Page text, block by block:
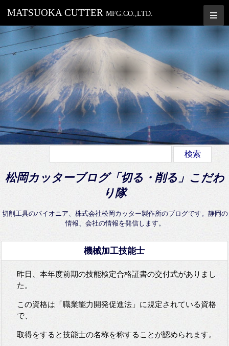
MATSUOKA CUTTERMFG.CO.,LTD.
松岡カッターブログ「切る・削る」こだわ
り隊
切削工具のパイオニア、株式会社松岡カッター製作所のブログです。静岡の
情報、会社の情報を発信します。
機械加工技能士
昨日、本年度前期の技能検定合格証書の交付式がありまし
た。
この資格は「職業能力開発促進法」に規定されている資格
で、
取得をすると技能士の名称を称することが認められます。